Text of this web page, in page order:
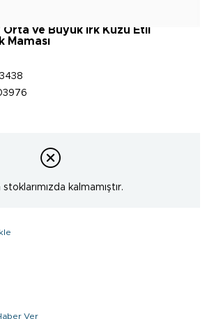
Orta ve Büyük Irk Kuzu Etli
Maması
stoklarımızda kalmamıştır.
Ver